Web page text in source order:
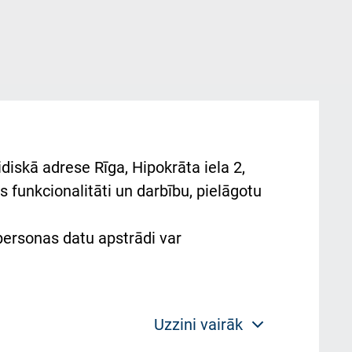
adrese Rīga, Hipokrāta iela 2,
funkcionalitāti un darbību, pielāgotu
datu apstrādi var
Uzzini vairāk